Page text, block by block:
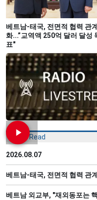
베트남-태국, 전면적 협력 관
화...”교역액 250억 달러 달성
표"
Most Read
2026.08.07
베트남-태국, 전면적 협력 관
베트남 외교부, "재외동포는